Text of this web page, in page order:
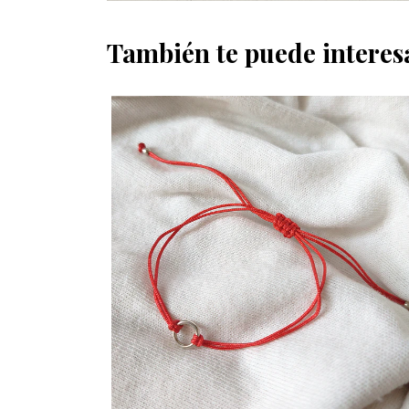
También te puede